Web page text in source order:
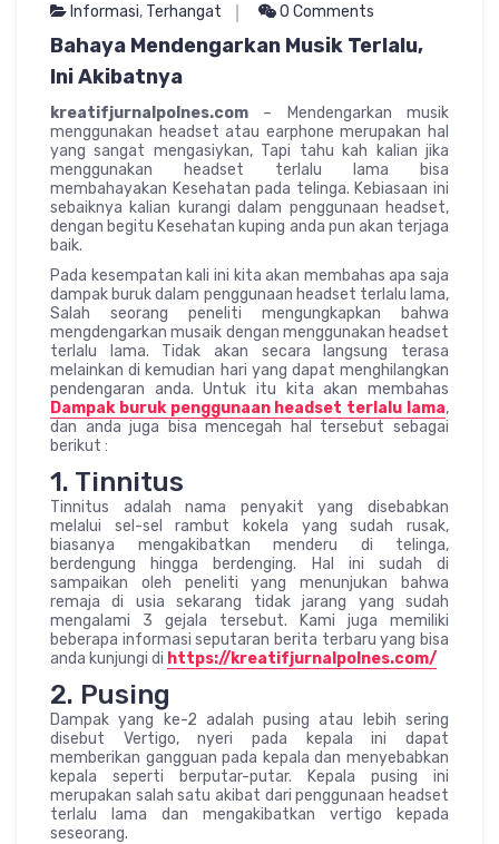
Informasi, Terhangat 0 Comments
Bahaya Mendengarkan Musik Terlalu,
Ini Akibatnya
kreatifjurnalpolnes.com – Mendengarkan musik
menggunakan headset atau earphone merupakan hal
yang sangat mengasiykan, Tapi tahu kah kalian jika
menggunakan headset terlalu lama bisa
membahayakan Kesehatan pada telinga. Kebiasaan ini
sebaiknya kalian kurangi dalam penggunaan headset,
dengan begitu Kesehatan kuping anda pun akan terjaga
baik.
Pada kesempatan kali ini kita akan membahas apa saja
dampak buruk dalam penggunaan headset terlalu lama,
Salah seorang peneliti mengungkapkan bahwa
mengdengarkan musaik dengan menggunakan headset
terlalu lama. Tidak akan secara langsung terasa
melainkan di kemudian hari yang dapat menghilangkan
pendengaran anda. Untuk itu kita akan membahas
Dampak buruk penggunaan headset terlalu lama,
dan anda juga bisa mencegah hal tersebut sebagai
berikut :
1. Tinnitus
Tinnitus adalah nama penyakit yang disebabkan
melalui sel-sel rambut kokela yang sudah rusak,
biasanya mengakibatkan menderu di telinga,
berdengung hingga berdenging. Hal ini sudah di
sampaikan oleh peneliti yang menunjukan bahwa
remaja di usia sekarang tidak jarang yang sudah
mengalami 3 gejala tersebut. Kami juga memiliki
beberapa informasi seputaran berita terbaru yang bisa
anda kunjungi di https://kreatifjurnalpolnes.com/
2. Pusing
Dampak yang ke-2 adalah pusing atau lebih sering
disebut Vertigo, nyeri pada kepala ini dapat
memberikan gangguan pada kepala dan menyebabkan
kepala seperti berputar-putar. Kepala pusing ini
merupakan salah satu akibat dari penggunaan headset
terlalu lama dan mengakibatkan vertigo kepada
seseorang.